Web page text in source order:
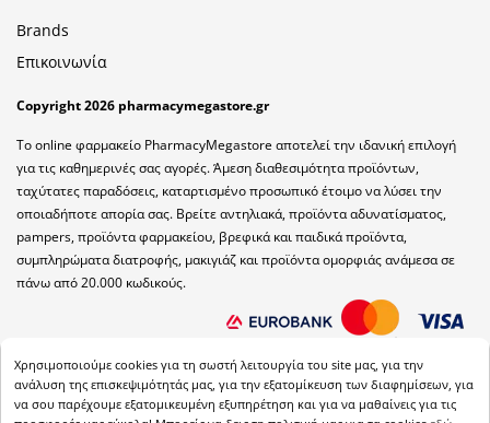
Brands
Επικοινωνία
Copyright 2026 pharmacymegastore.gr
Το online φαρμακείο PharmacyMegastore αποτελεί την ιδανική επιλογή
για τις καθημερινές σας αγορές. Άμεση διαθεσιμότητα προϊόντων,
ταχύτατες παραδόσεις, καταρτισμένο προσωπικό έτοιμο να λύσει την
οποιαδήποτε απορία σας. Βρείτε αντηλιακά, προϊόντα αδυνατίσματος,
pampers, προϊόντα φαρμακείου, βρεφικά και παιδικά προϊόντα,
συμπληρώματα διατροφής, μακιγιάζ και προϊόντα ομορφιάς ανάμεσα σε
πάνω από 20.000 κωδικούς.
Χρησιμοποιούμε cookies για τη σωστή λειτουργία του site μας, για την
ανάλυση της επισκεψιμότητάς μας, για την εξατομίκευση των διαφημίσεων, για
να σου παρέχουμε εξατομικευμένη εξυπηρέτηση και για να μαθαίνεις για τις